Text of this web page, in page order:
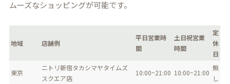
ムーズなショッピングが可能です。
地域 店舗例
平日営業時
間
土日祝営業
時間
定
休
日
東京
ニトリ新宿タカシマヤタイムズ
スクエア店
10:00~21:00 10:00~21:00
無
し